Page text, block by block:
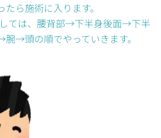
ら施術に入ります。
ては、腰背部→下半身後面→下半
→頭の順でやっていきます。